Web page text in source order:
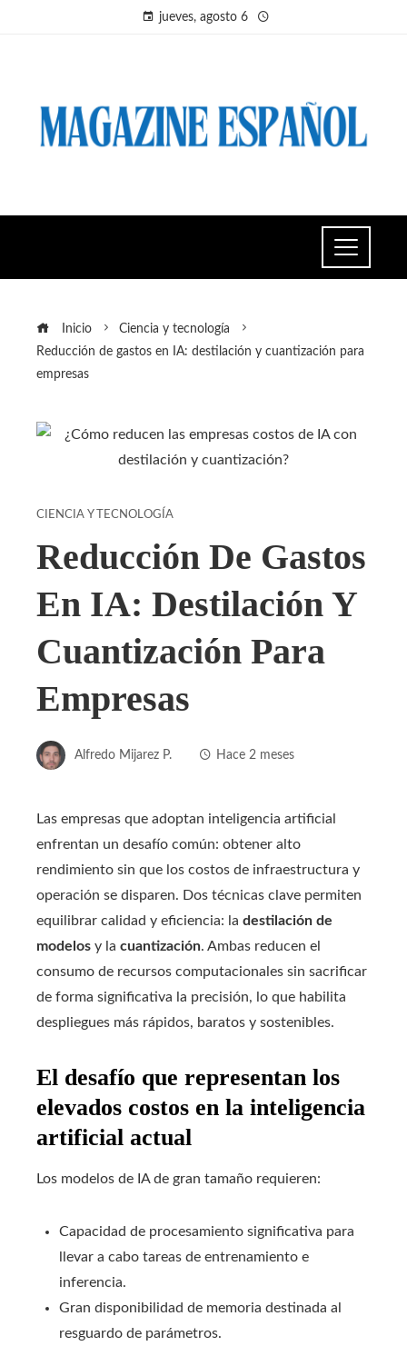
jueves, agosto 6
Inicio
Ciencia y tecnología
Reducción de gastos en IA: destilación y cuantización para
empresas
CIENCIA Y TECNOLOGÍA
Reducción De Gastos
En IA: Destilación Y
Cuantización Para
Empresas
Alfredo Mijarez P. Hace 2 meses
Las empresas que adoptan inteligencia artificial
enfrentan un desafío común: obtener alto
rendimiento sin que los costos de infraestructura y
operación se disparen. Dos técnicas clave permiten
equilibrar calidad y eficiencia: la destilación de
modelos y la cuantización. Ambas reducen el
consumo de recursos computacionales sin sacrificar
de forma significativa la precisión, lo que habilita
despliegues más rápidos, baratos y sostenibles.
El desafío que representan los
elevados costos en la inteligencia
artificial actual
Los modelos de IA de gran tamaño requieren:
Capacidad de procesamiento significativa para
llevar a cabo tareas de entrenamiento e
inferencia.
Gran disponibilidad de memoria destinada al
resguardo de parámetros.